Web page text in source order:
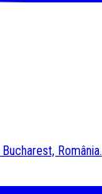
România.